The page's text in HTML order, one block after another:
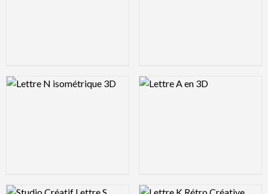
Logo Preview Image Logo Preview Image
Logo Preview Image Logo Preview Image